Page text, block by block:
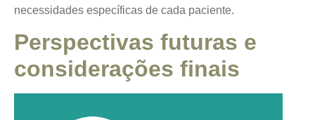
necessidades específicas de cada paciente.
Perspectivas futuras e
considerações finais